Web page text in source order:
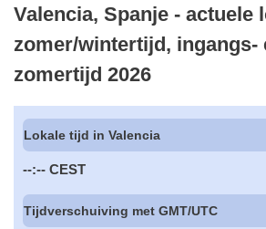
Valencia, Spanje - actuele
zomer/wintertijd, ingangs-
zomertijd 2026
Lokale tijd in Valencia
--:-- CEST
Tijdverschuiving met GMT/UTC